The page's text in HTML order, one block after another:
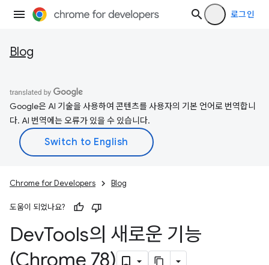
로그인
Blog
Google은 AI 기술을 사용하여 콘텐츠를 사용자의 기본 언어로 번역합니
다. AI 번역에는 오류가 있을 수 있습니다.
Chrome for Developers Blog
도움이 되었나요?
DevTools의 새로운 기능
(Chrome 78)